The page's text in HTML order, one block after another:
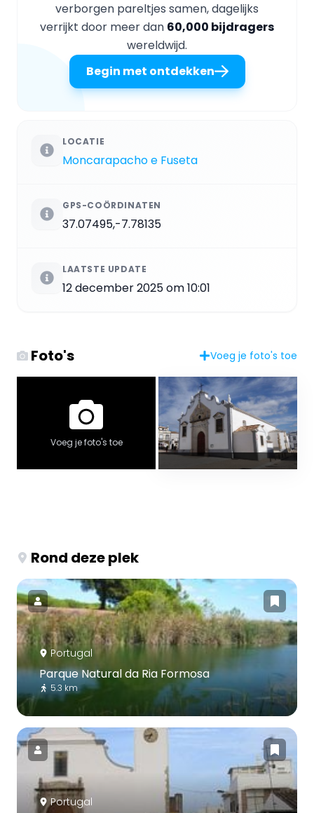
verborgen pareltjes samen, dagelijks
verrijkt door meer dan 60,000 bijdragers
wereldwijd.
Begin met ontdekken
LOCATIE
Moncarapacho e Fuseta
GPS-COÖRDINATEN
37.07495,-7.78135
LAATSTE UPDATE
12 december 2025 om 10:01
Foto's Voeg je foto's toe
Voeg je foto's toe
Rond deze plek
Portugal
Parque Natural da Ria Formosa
5.3 km
Portugal